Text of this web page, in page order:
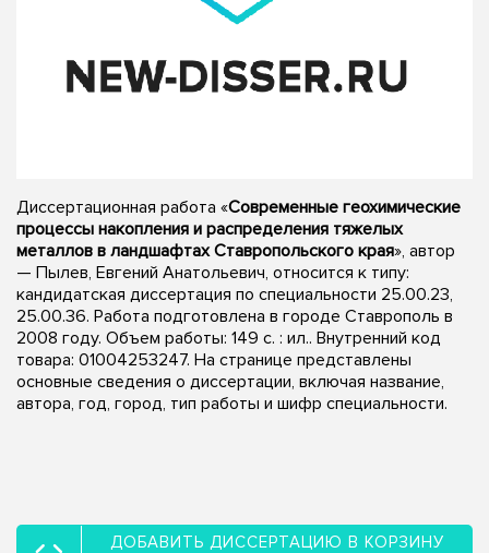
Диссертационная работа «Современные геохимические
процессы накопления и распределения тяжелых
металлов в ландшафтах Ставропольского края», автор
— Пылев, Евгений Анатольевич, относится к типу:
кандидатская диссертация по специальности 25.00.23,
25.00.36. Работа подготовлена в городе Ставрополь в
2008 году. Объем работы: 149 с. : ил.. Внутренний код
товара: 01004253247. На странице представлены
основные сведения о диссертации, включая название,
автора, год, город, тип работы и шифр специальности.
ДОБАВИТЬ ДИССЕРТАЦИЮ В КОРЗИНУ